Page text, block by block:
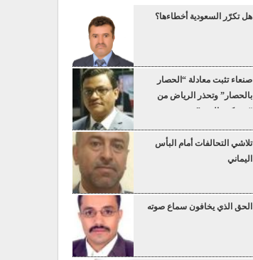
هل تكرّر السعودية أخطاءها؟
صنعاء تثبت معادلة “الحصار
بالحصار” وتحذر الرياض من
“عسكرة البحر”
تلاشي التحالفات أمام البأس
اليماني
الحق الذي يخافون سماع صوته